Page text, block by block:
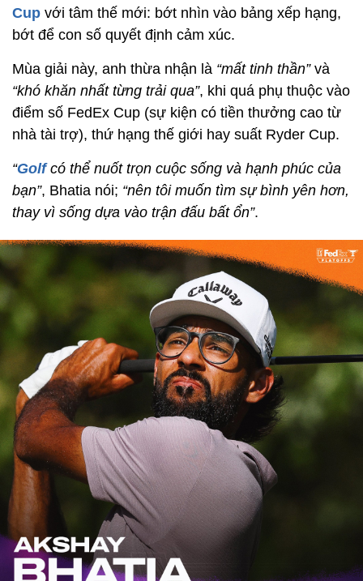
Cup với tâm thế mới: bớt nhìn vào bảng xếp hạng,
bớt để con số quyết định cảm xúc.
Mùa giải này, anh thừa nhận là “mất tinh thần”và
“khó khăn nhất từng trải qua”, khi quá phụ thuộc vào
điểm số FedEx Cup (sự kiện có tiền thưởng cao từ
nhà tài trợ), thứ hạng thế giới hay suất Ryder Cup.
“Golfcó thể nuốt trọn cuộc sống và hạnh phúc của
bạn”, Bhatia nói; “nên tôi muốn tìm sự bình yên hơn,
thay vì sống dựa vào trận đấu bất ổn”.